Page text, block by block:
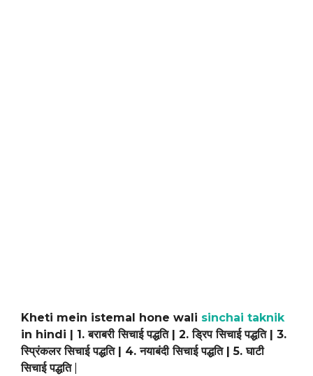
Kheti mein istemal hone wali sinchai taknik
in hindi | 1. बराबरी सिचाई पद्धति | 2. ड्रिप सिचाई पद्धति | 3.
स्प्रिंकलर सिचाई पद्धति | 4. नयाबंदी सिचाई पद्धति | 5. घाटी
सिचाई पद्धति|